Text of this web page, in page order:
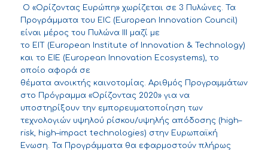
Ο «Ορίζοντας Ευρώπη»χωρίζεται σε 3 Πυλώνες. Τ α
Προγράμματα του EIC(European Innovation Council)
είναι μέρος του Πυλώνα ΙΙΙ μαζί με
το EIT (European Institute of Innovation & Technology)
και το ΕΙΕ (European Innovation Ecosystems), το
οποίο αφορά σε
θέματα ανοικτής καινοτομίας. Αριθμός Προγραμμάτωντου
στο Πρόγραμμα «Ορίζοντας 2020» για να
υποστηρίξουντην εμπορευματοποίηση των
τεχνολογιών υψηλού ρίσκου/υψηλής απόδοσης (high–
risk, high–impact technologies) στην Ευρωπαϊκή
Ένωση. Τ α Προγράμματαθα εφαρμοστούνπλήρως